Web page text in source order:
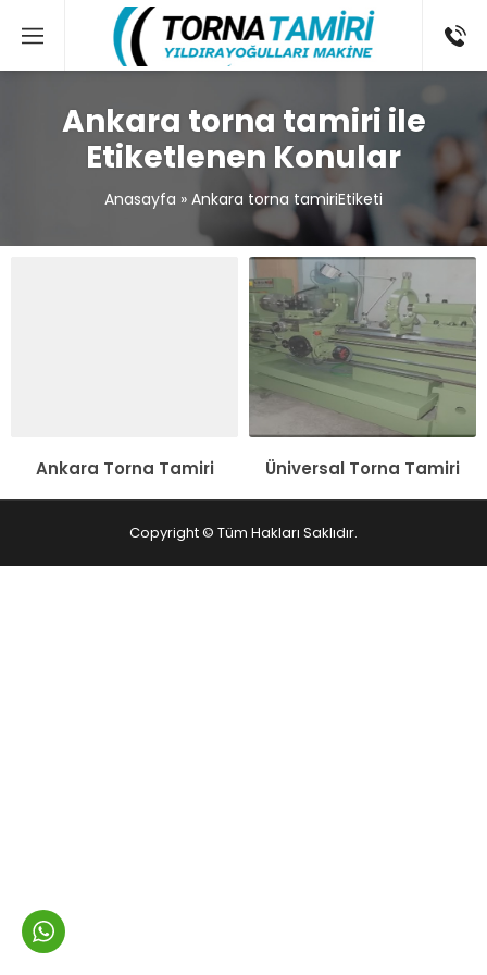
Ankara torna tamiri ile
Etiketlenen Konular
Anasayfa » Ankara torna tamiriEtiketi
Ankara Torna Tamiri Üniversal Torna Tamiri
Copyright © Tüm Hakları Saklıdır.